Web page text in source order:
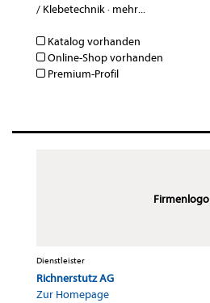
/ Klebetechnik· mehr...
Katalog vorhanden
Online-Shop vorhanden
Premium-Profil
Firmenlogo
Dienstleister
Richnerstutz AG
Zur Homepage